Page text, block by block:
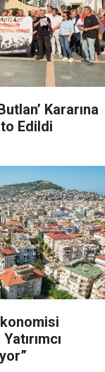
Kararına
Edildi